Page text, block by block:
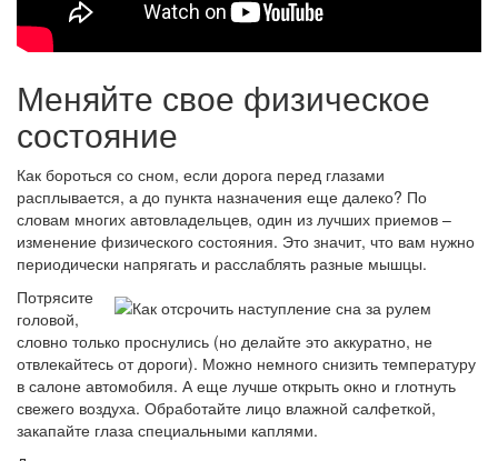
Меняйте свое физическое
состояние
Как бороться со сном, если дорога перед глазами
расплывается, а до пункта назначения еще далеко? По
словам многих автовладельцев, один из лучших приемов –
изменение физического состояния. Это значит, что вам нужно
периодически напрягать и расслаблять разные мышцы.
Потрясите
головой,
словно только проснулись (но делайте это аккуратно, не
отвлекайтесь от дороги). Можно немного снизить температуру
в салоне автомобиля. А еще лучше открыть окно и глотнуть
свежего воздуха. Обработайте лицо влажной салфеткой,
закапайте глаза специальными каплями.